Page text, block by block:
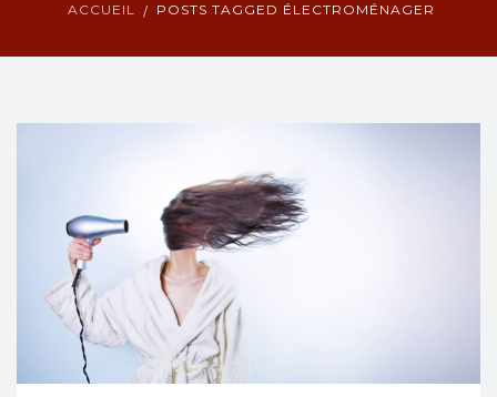
ACCUEIL POSTS TAGGED ÉLECTROMÉNAGER